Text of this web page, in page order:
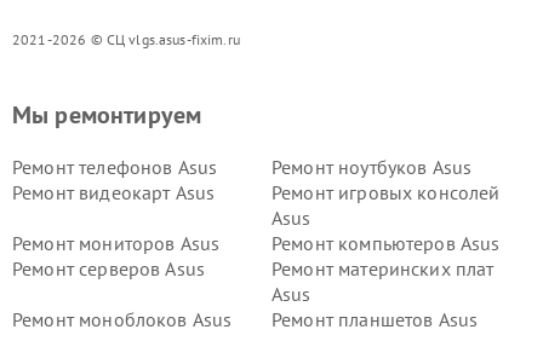
2021-2026 © СЦ vlgs.asus-fixim.ru
Мы ремонтируем
Ремонт телефонов Asus
Ремонт ноутбуков Asus
Ремонт видеокарт Asus
Ремонт игровых консолей
Asus
Ремонт мониторов Asus
Ремонт компьютеров Asus
Ремонт серверов Asus
Ремонт материнских плат
Asus
Ремонт моноблоков Asus
Ремонт планшетов Asus